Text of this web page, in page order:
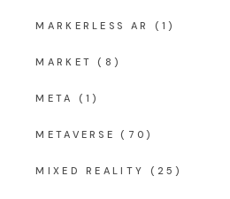
MARKERLESS AR (1)
MARKET (8)
META (1)
METAVERSE (70)
MIXED REALITY (25)